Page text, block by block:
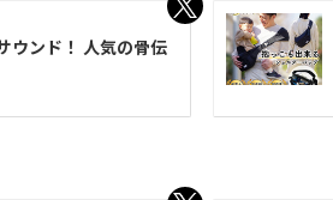
ウンド！ 人気の骨伝